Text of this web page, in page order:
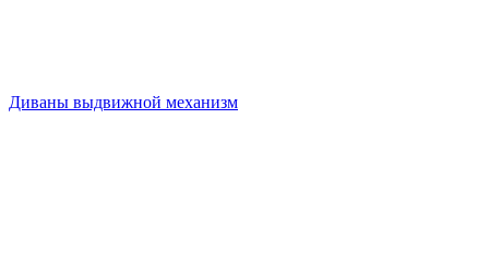
Диваны выдвижной механизм